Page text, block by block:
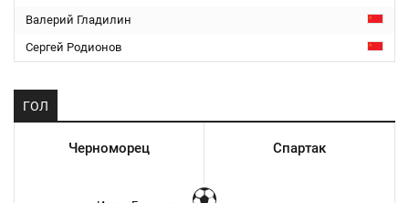
Валерий Гладилин
Сергей Родионов
ГОЛ
Черноморец Спартак